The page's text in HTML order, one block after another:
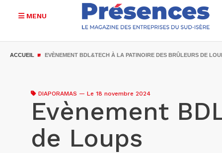
MENU
ACCUEIL EVÈNEMENT BDL&TECH À LA PATINOIRE DES BRÛLEURS DE
DIAPORAMAS — Le 18 novembre 2024
Evènement
de Loups